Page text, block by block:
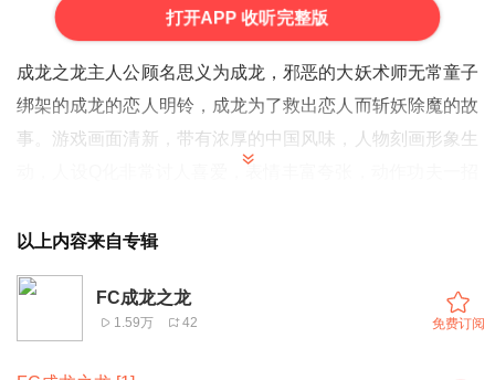
打开APP 收听完整版
成龙之龙主人公顾名思义为成龙，邪恶的大妖术师无常童子
绑架的成龙的恋人明铃，成龙为了救出恋人而斩妖除魔的故
事。游戏画面清新，带有浓厚的中国风味，人物刻画形象生
就是奖励关了，为游戏添光加彩，难度不是很大，但要想看
到礼花也不是很容易的。
以上内容来自专辑
FC成龙之龙
1.59万 42 免费订阅